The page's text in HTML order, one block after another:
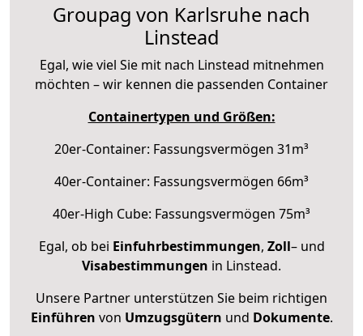
Groupag von Karlsruhe nach
Linstead
Egal, wie viel Sie mit nach Linstead mitnehmen
möchten – wir kennen die passenden Container
Containertypen und Größen:
20er-Container: Fassungsvermögen 31m³
40er-Container: Fassungsvermögen 66m³
40er-High Cube: Fassungsvermögen 75m³
Egal, ob bei Einfuhrbestimmungen, Zoll– und
Visabestimmungen in Linstead.
Unsere Partner unterstützen Sie beim richtigen
Einführen von Umzugsgütern und Dokumente.